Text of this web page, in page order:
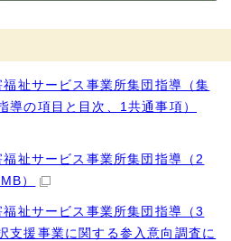
祉サービス事業所集団指導（集
導の項目と目次、1共通事項）
祉サービス事業所集団指導（2
）
祉サービス事業所集団指導（3
支援事業に関する参入意向調査に